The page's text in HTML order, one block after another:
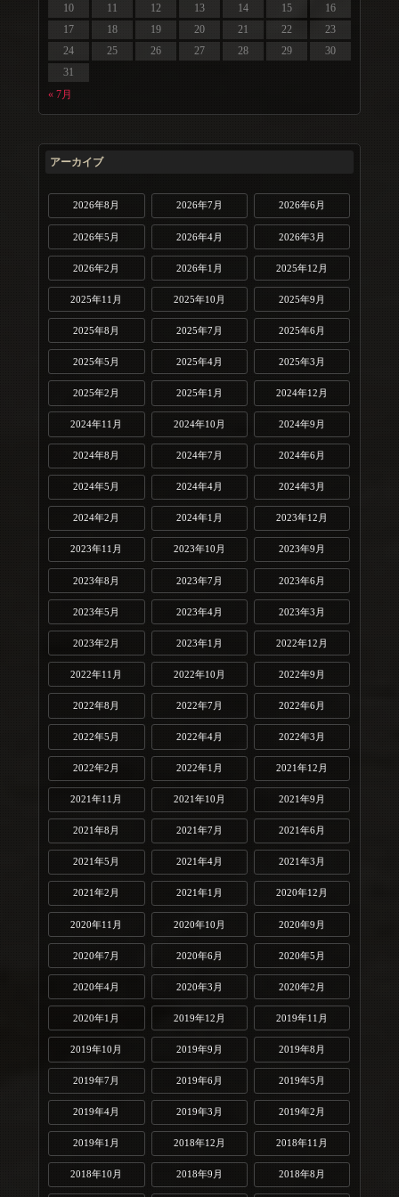
« 7月
10
11 12 13 14 15
16
17
18 19 20 21 22
23
24
25 26 27 28 29
30
31
アーカイブ
2026年8月 2026年7月 2026年6月
2026年5月 2026年4月 2026年3月
2026年2月 2026年1月 2025年12月
2025年11月 2025年10月 2025年9月
2025年8月 2025年7月 2025年6月
2025年5月 2025年4月 2025年3月
2025年2月 2025年1月 2024年12月
2024年11月 2024年10月 2024年9月
2024年8月 2024年7月 2024年6月
2024年5月 2024年4月 2024年3月
2024年2月 2024年1月 2023年12月
2023年11月 2023年10月 2023年9月
2023年8月 2023年7月 2023年6月
2023年5月 2023年4月 2023年3月
2023年2月 2023年1月 2022年12月
2022年11月 2022年10月 2022年9月
2022年8月 2022年7月 2022年6月
2022年5月 2022年4月 2022年3月
2022年2月 2022年1月 2021年12月
2021年11月 2021年10月 2021年9月
2021年8月 2021年7月 2021年6月
2021年5月 2021年4月 2021年3月
2021年2月 2021年1月 2020年12月
2020年11月 2020年10月 2020年9月
2020年7月 2020年6月 2020年5月
2020年4月 2020年3月 2020年2月
2020年1月 2019年12月 2019年11月
2019年10月 2019年9月 2019年8月
2019年7月 2019年6月 2019年5月
2019年4月 2019年3月 2019年2月
2019年1月 2018年12月 2018年11月
2018年10月 2018年9月 2018年8月